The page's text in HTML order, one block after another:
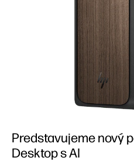
Stolný počítač HP
s AI